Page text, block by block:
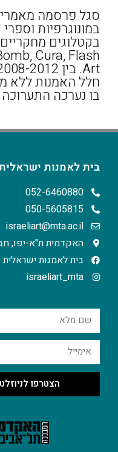
סגל פרסמה
במונוגרפיות
בקטלוגים מחקריים
Cura, Flash
בו נערכה התערוכה
בית לאמנות
052-6460880
050-5605815
israeliart@mta.ac.il
האקדמית ת"א-יפו, חבר
בית לאמנות ישראלית
israeliart_mta
הצטרפו